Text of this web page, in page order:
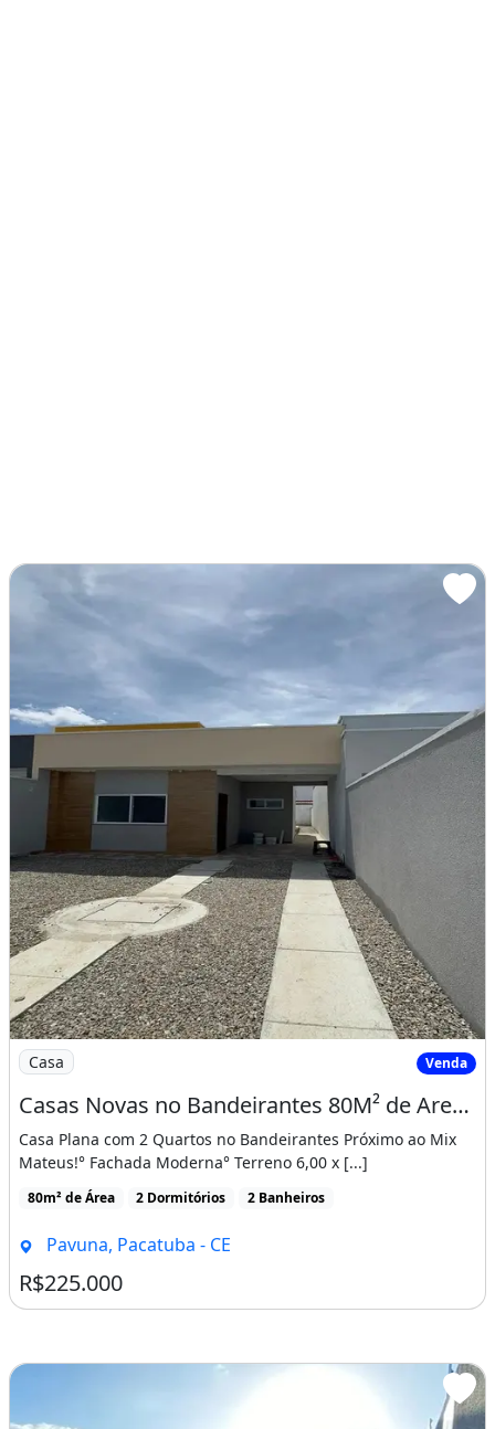
Imagem: Casas Novas no Bandeirantes 80M² de Area
Casa Venda
Casas Novas no Bandeirantes 80M² de Area Construida, Proximo Ao Mix Mateus! Cód. 12Jb8Si
Casa Plana com 2 Quartos no Bandeirantes Próximo ao Mix
Mateus!° Fachada Moderna° Terreno 6,00 x [...]
80m² de Área 2 Dormitórios 2 Banheiros
Pavuna, Pacatuba - CE
R$225.000